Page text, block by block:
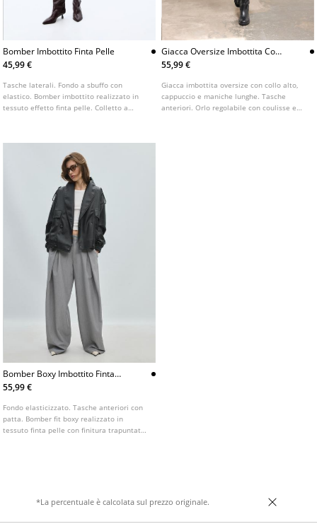
Bomber Imbottito Finta Pelle
45,99 €
Tasche laterali. Fondo a sbuffo con
elastico. Bomber imbottito realizzato in
tessuto effetto finta pelle. Colletto a
metallica.
Giacca Oversize Imbottita Con
Cappuccio
55,99 €
Giacca imbottita oversize con collo alto,
cappuccio e maniche lunghe. Tasche
anteriori. Orlo regolabile con coulisse e
Bomber Boxy Imbottito Finta
Pelle
55,99 €
Fondo elasticizzato. Tasche anteriori con
patta. Bomber fit boxy realizzato in
tessuto finta pelle con finitura trapuntata.
*La percentuale è calcolata sul prezzo originale.